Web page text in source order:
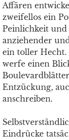
Affären
zweifellos ein
Peinlichkeit
anziehender
ein toller
werfe einen
Entzückung,
anschreiben.
Eindrücke